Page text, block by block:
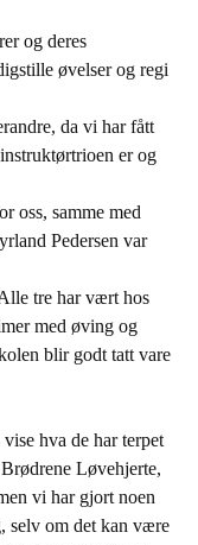
og deres
øvelser og regi
da vi har fått
er og
oss, samme med
Pedersen var
tre har vært hos
med øving og
blir godt tatt vare
hva de har terpet
Løvehjerte,
vi har gjort noen
selv om det kan være